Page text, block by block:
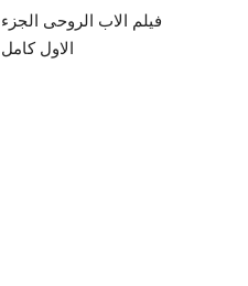
فيلم الاب الروحى الجزء
الاول كامل